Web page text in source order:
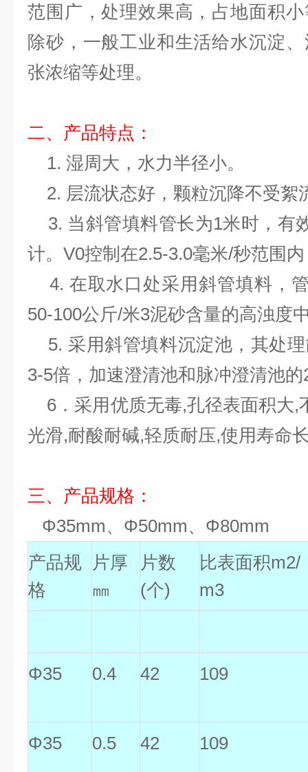
范围广，处理效果高，占地面积
除砂，一般工业和生活给水沉淀
张浓缩等处理。
二、产品特点：
1. 湿周大，水力半径小。
2. 层流状态好，颗粒沉降不受絮
3. 当斜管填料管长为1米时，有
计。V0控制在2.5-3.0毫米/秒范围
4. 在取水口处采用斜管填料，
50-100公斤/米3泥砂含量的高浊度
5. 采用斜管填料沉淀池，其处
3-5倍，加速澄清池和脉冲澄清池
6．采用优质无毒,孔径表面积大,
光滑,耐酸耐碱,轻质耐压,使用寿命
三、产品规格：
Φ35mm、Φ50mm、Φ80mm
产品规
格
片厚
㎜
片数
(个)
比表面积m2/
m3
Φ35 0.4 42 109
Φ35 0.5 42 109